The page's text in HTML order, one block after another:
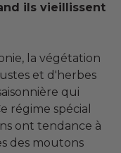
ils vieillissent
la végétation
et d'herbes
qui
régime spécial
ont tendance à
des moutons